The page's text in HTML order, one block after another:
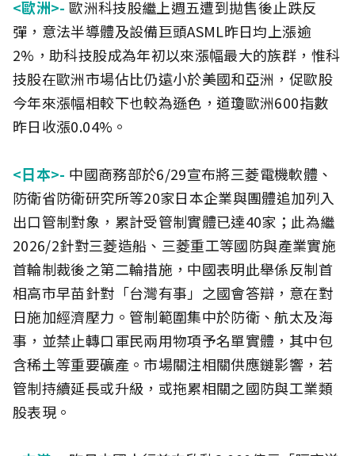
<歐洲>- 歐洲科技股繼上週五遭到拋售後止跌反
彈，意法半導體及設備巨頭ASML昨日均上漲逾
2%，助科技股成為年初以來漲幅最大的族群，惟科
技股在歐洲市場佔比仍遠小於美國和亞洲，促歐股
今年來漲幅相較下也較為遜色，道瓊歐洲600指數
昨日收漲0.04%。
<日本>- 中國商務部於6/29宣布將三菱電機軟體、
防衛省防衛研究所等20家日本企業與團體追加列入
出口管制對象，累計受管制實體已達40家；此為繼
2026/2針對三菱造船、三菱重工等國防與產業實施
首輪制裁後之第二輪措施，中國表明此舉係反制首
相高市早苗針對「台灣有事」之國會答辯，意在對
日施加經濟壓力。管制範圍集中於防衛、航太及海
事，並禁止轉口軍民兩用物項予名單實體，其中包
含稀土等重要礦產。市場關注相關供應鏈影響，若
管制持續延長或升級，或拖累相關之國防與工業類
股表現。